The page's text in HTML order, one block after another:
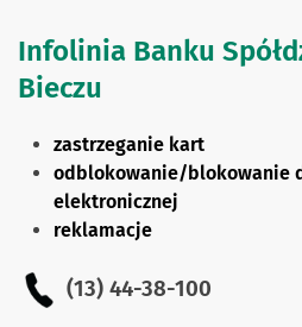
Infolinia Banku
Bieczu
zastrzeganie kart
odblokowanie/blokowanie
elektronicznej
reklamacje
(13) 44-38-100